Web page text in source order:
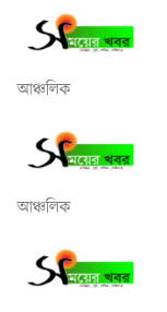
আঞ্চলিক
আঞ্চলিক